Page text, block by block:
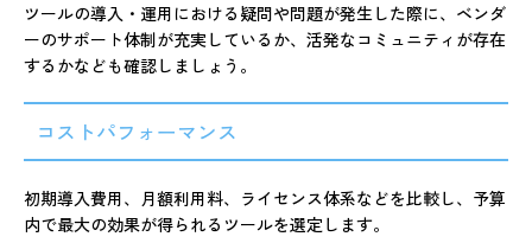
ツールの導入・運用における疑問や問題が発生した際に、ベンダ
ーのサポート体制が充実しているか、活発なコミュニティが存在
するかなども確認しましょう。
コストパフォーマンス
初期導入費用、月額利用料、ライセンス体系などを比較し、予算
内で最大の効果が得られるツールを選定します。